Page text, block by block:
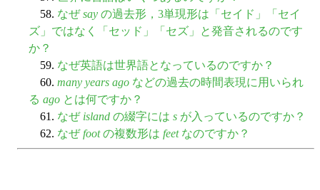
58. なぜsay の過去形，3単現形は「セイド」「セイ
ズ」ではなく「セッド」「セズ」と発音されるのです
か？
59. なぜ英語は世界語となっているのですか？
60. many years ago などの過去の時間表現に用いられ
る ago とは何ですか？
61. なぜ island の綴字には s が入っているのですか？
62. なぜfootの複数形は feetなのですか？